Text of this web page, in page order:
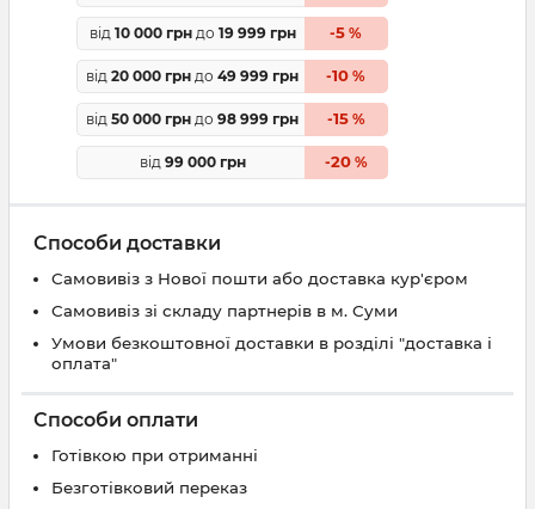
від 10 000 грндо 19 999 грн -5 %
від 20 000 грн до 49 999 грн -10 %
від 50 000 грн до 98 999 грн -15%
від 99 000 грн -20%
Способи доставки
Самовивіз з Нової пошти або доставка кур'єром
Самовивіз зі складу партнерів в м. Суми
Умови безкоштовної доставки в розділі "доставка і
оплата"
Способи оплати
Готівкою при отриманні
Безготівковий переказ